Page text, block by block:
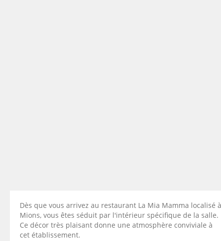
Dès que vous arrivez au restaurant La Mia Mamma localisé à
Mions, vous êtes séduit par l'intérieur spécifique de la salle.
Ce décor très plaisant donne une atmosphère conviviale à
cet établissement.